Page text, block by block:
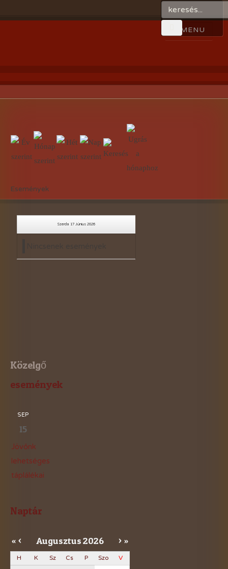
Események
Szerda 17 Június 2026
Közelgő
események
SEP
15
Jövőnk
lehetséges
táplálékai
Naptár
« < Augusztus2026 > »
H K Sz Cs P Szo V